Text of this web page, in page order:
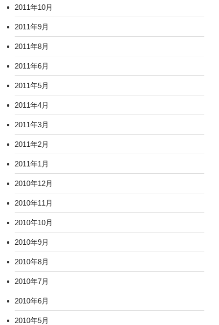
2011年10月
2011年9月
2011年8月
2011年6月
2011年5月
2011年4月
2011年3月
2011年2月
2011年1月
2010年12月
2010年11月
2010年10月
2010年9月
2010年8月
2010年7月
2010年6月
2010年5月